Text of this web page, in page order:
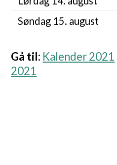
Søndag 15. august
Gå til: Kalender 2021
2021